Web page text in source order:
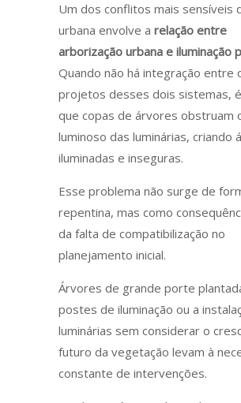
Um dos conflitos mais sensíveis
urbana envolve a relação entre
arborização urbana e iluminação
Quando não há integração entre
projetos desses dois sistemas,
que copas de árvores obstruam
luminoso das luminárias, criando
iluminadas e inseguras.
Esse problema não surge de
repentina, mas como
da falta de compatibilização no
planejamento inicial.
Árvores de grande porte
postes de iluminação ou a
luminárias sem considerar o
futuro da vegetação levam à
constante de intervenções.